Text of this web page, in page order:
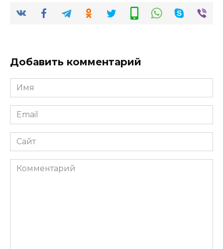
Добавить комментарий
Имя
*
Email
*
Сайт
Комментарий